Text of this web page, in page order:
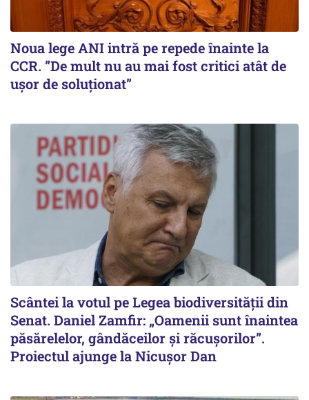
Noua lege ANI intră pe repede înainte la
CCR. ”De mult nu au mai fost critici atât de
ușor de soluționat”
Scântei la votul pe Legea biodiversității din
Senat. Daniel Zamfir: „Oamenii sunt înaintea
păsărelelor, gândăceilor și răcușorilor”.
Proiectul ajunge la Nicușor Dan